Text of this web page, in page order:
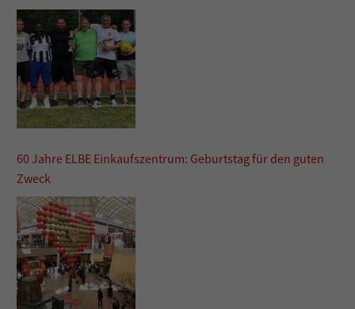
60 Jahre ELBE Einkaufszentrum: Geburtstag für den guten
Zweck